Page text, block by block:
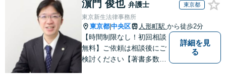
濵門 俊也 弁護士 東京都
東京新生法律事務所
東京都 中央区 人形町駅 から徒歩2分
【時間制限なし！初回相談
無料】ご依頼は相談後にご
検討ください【著書多数】
詳細を見
る